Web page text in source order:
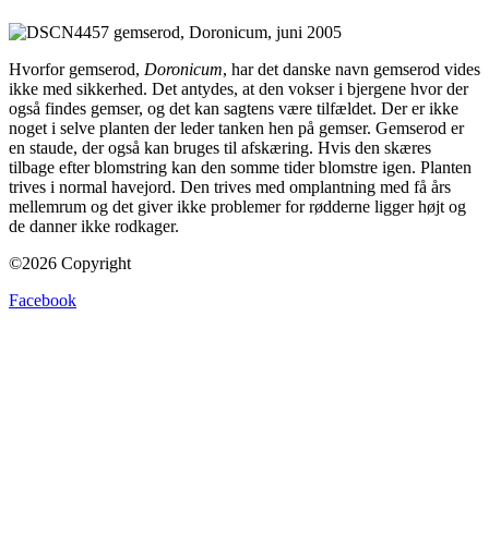
Hvorfor gemserod, Doronicum, har det danske navn gemserod vides
ikke med sikkerhed. Det antydes, at den vokser i bjergene hvor der
også findes gemser, og det kan sagtens være tilfældet. Der er ikke
noget i selve planten der leder tanken hen på gemser. Gemserod er
en staude, der også kan bruges til afskæring. Hvis den skæres
tilbage efter blomstring kan den somme tider blomstre igen. Planten
trives i normal havejord. Den trives med omplantning med få års
mellemrum og det giver ikke problemer for rødderne ligger højt og
de danner ikke rodkager.
©2026 Copyright
Facebook